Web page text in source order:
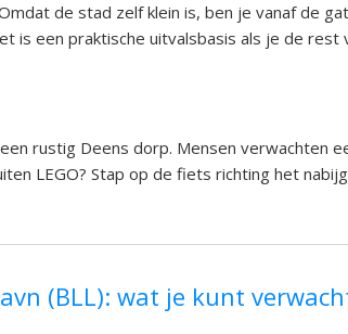
de stad zelf klein is, ben je vanaf de
is een praktische uitvalsbasis als je de rest
rustig Deens dorp. Mensen verwachten
LEGO? Stap op de fiets richting het
(BLL): wat je kunt